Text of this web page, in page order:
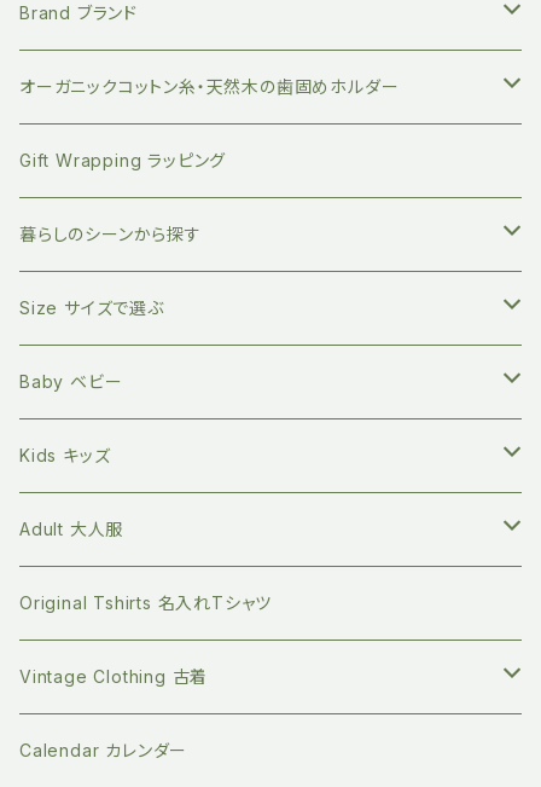
地球にやさしい 竹歯ブラシ
持ち運びに便利 竹歯ブラシケース
竹のデンタルスティックフロス
小分けに便利 ベジバッグ
繰り返し使える ストロー
オーガニックコットン100% エコバッグ
自然素材のキッチン用品
天然へちまスポンジ
オーガニック100% マイカトラリーセット
プラフリーのステンレス保存容器セット
GOTS認証 メッシュエコバッグ
珪藻土 歯ブラシスタンド
マイクロプラを防ぐ 洗濯ネット
ステンレスの洗濯ばさみ
絵本 赤ちゃん向け
絵本 お子さまへ
絵本 大人向け
英語の絵本 (日本語CD付き)
バイリンガル絵本(英語と日本語)
環境問題関連の本
食べ物の本
ファッションの本
ライフスタイルの本
デザインの本
ジェンダーの本
Brand ブランド
FUB ファブ
EAST END HIGHLANDERS
SLEEP NO MORE スリープノーモア
Zoologia ズーロジア
Born to Explore ボーントゥエクスプロアー
Petites Pommes プティットポム
mana.ORGANIC LIVING
シリコンボトル
Bibelot ビベロ
ビベロの子ども服
ビベロのオーダーメイドバッグ
天衣無縫
People Tree ピープルツリー
オーガニックコットン糸・天然木の歯固めホルダー
おしゃぶり・おもちゃホルダー
マグホルダー
マルチホルダー
Gift Wrapping ラッピング
暮らしのシーンから探す
地球にやさしく暮らす
マルチレスキューバーム
キッチングッズ
親子の絵本時間に
かわいいあの子の出産祝いに
本を読む時間を作ってみる
ゆっくりのんびり過ごす
お誕生日プレゼントに
新年の支度に
Size サイズで選ぶ
新生児サイズ
60サイズ 3ヶ月
70サイズ 6ヶ月
80サイズ 12-18ヶ月
90サイズ 2-3歳
100サイズ 3-4歳
Baby ベビー
Tops トップス
Long sleeve 長袖
Short sleeve 半袖
Bottoms ボトムス
Romper ロンパース
Dress ワンピース
Socks ソックス
Kids キッズ
Tops トップス
Long sleeve 長袖
Short sleeve 半袖
Bottoms ボトムス
Dress ワンピース
Jacket ジャケット
Adult 大人服
Tops トップス
Botoms ボトムス
Dress ワンピース
Original Tshirts 名入れTシャツ
Vintage Clothing 古着
Knit ニット
Calendar カレンダー